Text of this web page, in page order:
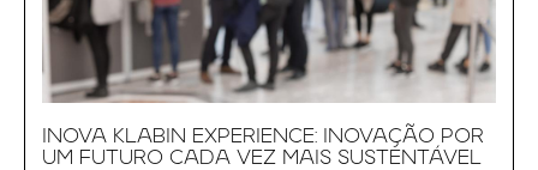
INOVA KLABIN EXPERIENCE: INOVAÇÃO POR
UM FUTURO CADA VEZ MAIS SUSTENTÁVEL